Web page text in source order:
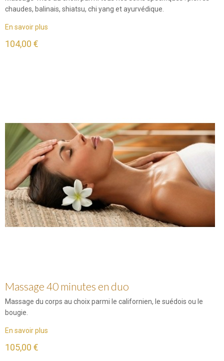
chaudes, balinais, shiatsu, chi yang et ayurvédique.
En savoir plus
104,00 €
Massage 40 minutes en duo
Massage du corps au choix parmi le californien, le suédois ou le
bougie.
En savoir plus
105,00 €